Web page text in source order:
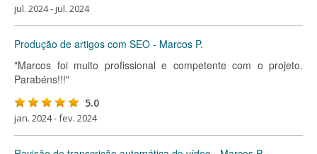
jul. 2024 - jul. 2024
Produção de artigos com SEO - Marcos P.
"Marcos foi muito profissional e competente com o projeto.
Parabéns!!!"
5.0
jan. 2024 - fev. 2024